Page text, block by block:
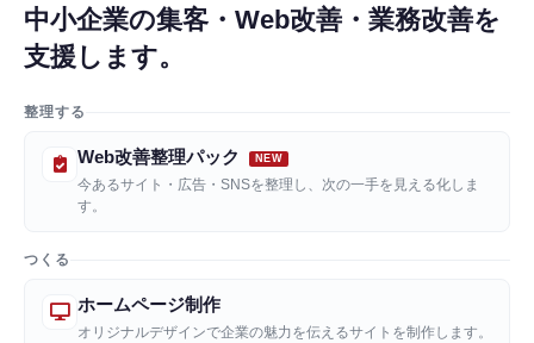
中小企業の集客・Web改善・業務改善を
支援します。
整理する
Web改善整理パック
今あるサイト・広告・SNSを整理し、次の一手を見える化しま
す。
つくる
ホームページ制作
オリジナルデザインで企業の魅力を伝えるサイトを制作します。